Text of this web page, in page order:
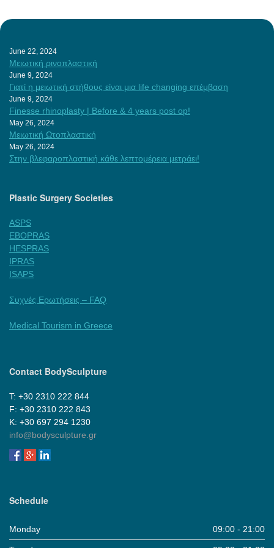
June 22, 2024
Μειωτική ρινοπλαστική
June 9, 2024
Γιατί η μειωτική στήθους είναι μια life changing επέμβαση
June 9, 2024
Finesse rhinoplasty | Before & 4 years post op!
May 26, 2024
Μειωτική Ωτοπλαστική
May 26, 2024
Στην βλεφαροπλαστική κάθε λεπτομέρεια μετράει!
Plastic Surgery Societies
ASPS
EBOPRAS
HESPRAS
IPRAS
ISAPS
Συχνές Ερωτήσεις – FAQ
Medical Tourism in Greece
Contact BodySculpture
Τ: +30 2310 222 844
F: +30 2310 222 843
Κ: +30 697 294 1230
info@bodysculpture.gr
Schedule
Monday 09:00 - 21:00